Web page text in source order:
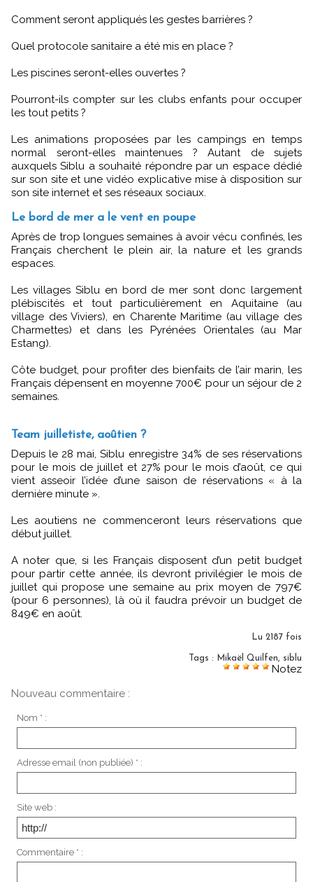
Comment seront appliqués les gestes barrières ?
Quel protocole sanitaire a été mis en place ?
Les piscines seront-elles ouvertes ?
Pourront-ils compter sur les clubs enfants pour occuper
les tout petits ?
Les animations proposées par les campings en temps
normal seront-elles maintenues ? Autant de sujets
auxquels Siblu a souhaité répondre par un espace dédié
sur son site et une vidéo explicative mise à disposition sur
son site internet et ses réseaux sociaux.
Le bord de mer a le vent en poupe
Après de trop longues semaines à avoir vécu confinés, les
Français cherchent le plein air, la nature et les grands
espaces.
Les villages Siblu en bord de mer sont donc largement
plébiscités et tout particulièrement en Aquitaine (au
village des Viviers), en Charente Maritime (au village des
Charmettes) et dans les Pyrénées Orientales (au Mar
Estang).
Côte budget, pour profiter des bienfaits de l’air marin, les
Français dépensent en moyenne 700€ pour un séjour de 2
semaines.
Team juilletiste, aoûtien ?
Depuis le 28 mai, Siblu enregistre 34% de ses réservations
pour le mois de juillet et 27% pour le mois d’août, ce qui
vient asseoir l’idée d’une saison de réservations « à la
dernière minute ».
Les aoutiens ne commenceront leurs réservations que
début juillet.
A noter que, si les Français disposent d’un petit budget
pour partir cette année, ils devront privilégier le mois de
juillet qui propose une semaine au prix moyen de 797€
(pour 6 personnes), là où il faudra prévoir un budget de
849€ en août.
Lu 2187 fois
Tags : Mikaël Quilfen siblu
Notez
Nouveau commentaire :
Nom * :
Adresse email (non publiée) * :
Site web :
Commentaire * :